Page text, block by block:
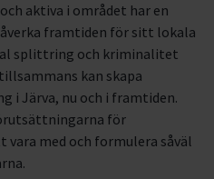
aktiva i området har en
framtiden för sitt lokala
splittring och kriminalitet
kan skapa
i Järva, nu och i framtiden.
för
med och formulera såväl